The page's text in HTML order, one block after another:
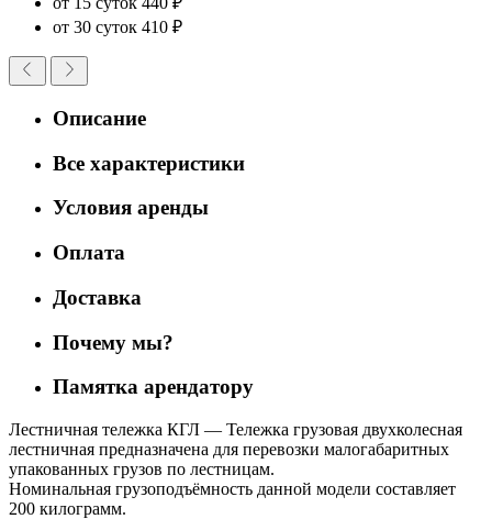
от 30 суток 410 ₽
Описание
Все характеристики
Условия аренды
Оплата
Доставка
Почему мы?
Памятка арендатору
Лестничная тележка КГЛ — Тележка грузовая двухколесная
лестничная предназначена для перевозки малогабаритных
упакованных грузов по лестницам.
Номинальная грузоподъёмность данной модели составляет
200 килограмм.